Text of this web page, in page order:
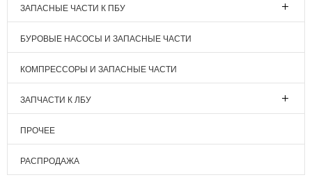
ЗАПАСНЫЕ ЧАСТИ К ПБУ
БУРОВЫЕ НАСОСЫ И ЗАПАСНЫЕ ЧАСТИ
КОМПРЕССОРЫ И ЗАПАСНЫЕ ЧАСТИ
ЗАПЧАСТИ К ЛБУ
ПРОЧЕЕ
РАСПРОДАЖА